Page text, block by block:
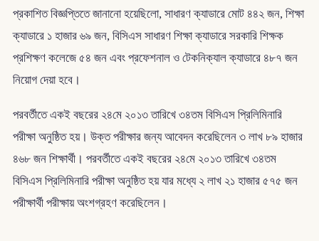
প্রকাশিত বিজ্ঞপ্তিতে জানানো হয়েছিলো, সাধারণ ক্যাডারে মোট ৪৪২ জন, শিক্ষা
ক্যাডারে ১ হাজার ৬৯ জন, বিসিএস সাধারণ শিক্ষা ক্যাডারে সরকারি শিক্ষক
প্রশিক্ষণ কলেজে ৫৪ জন এবং প্রফেশনাল ও টেকনিক্যাল ক্যাডারে ৪৮৭ জন
নিয়োগ দেয়া হবে।
পরবর্তীতে একই বছরের ২৪মে ২০১৩ তারিখে ৩৪তম বিসিএস প্রিলিমিনারি
পরীক্ষা অনুষ্ঠিত হয়। উক্ত পরীক্ষার জন্য আবেদন করেছিলেন ৩ লাখ ৮৯ হাজার
৪৬৮ জন শিক্ষার্থী। পরবর্তীতে একই বছরের ২৪মে ২০১৩ তারিখে ৩৪তম
বিসিএস প্রিলিমিনারি পরীক্ষা অনুষ্ঠিত হয় যার মধ্যে ২ লাখ ২১ হাজার ৫৭৫ জন
পরীক্ষার্থী পরীক্ষায় অংশগ্রহণ করেছিলেন।